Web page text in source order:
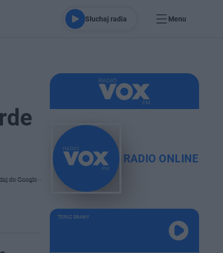
Słuchaj radia Menu
do Google
RADIO ONLINE
TERAZ GRAMY